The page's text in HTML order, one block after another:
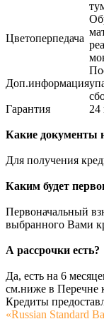
Цветоперпедача
Доп.информация
Гарантия
24
Какие документы
Для получения
Каким будет
Первоначальный
выбранного Вами
А рассрочки есть?
Да, есть на 6
см.ниже в Перечне
Кредиты
«Russian Standard